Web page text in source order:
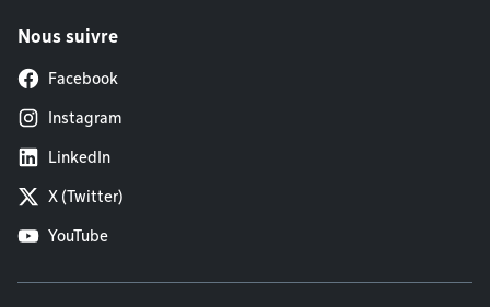
Nous suivre
Facebook
Instagram
LinkedIn
X (Twitter)
YouTube